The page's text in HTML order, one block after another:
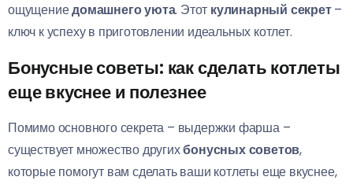
ощущениедомашнего уюта. Этот кулинарный секрет–
ключ к успеху в приготовлении идеальных котлет.
Бонусные советы: как сделать котлеты
еще вкуснее и полезнее
Помимо основного секрета – выдержки фарша –
существует множество другихбонусных советов,
которые помогут вам сделать ваши котлеты еще вкуснее,